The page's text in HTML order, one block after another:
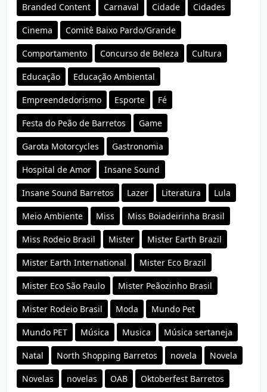
Branded Content Carnaval Cidade Cidades
Cinema Comitê Baixo Pardo/Grande
Comportamento Concurso de Beleza Cultura
Educação Educação Ambiental
Empreendedorismo Esporte Fé
Festa do Peão de Barretos Game
Garota Motorcycles Gastronomia
Hospital de Amor Insane Sound
Insane Sound Barretos Lazer Literatura Lula
Meio Ambiente Miss Miss Boiadeirinha Brasil
Miss Rodeio Brasil Mister Mister Earth Brazil
Mister Earth International Mister Eco Brazil
Mister Eco São Paulo Mister Peãozinho Brasil
Mister Rodeio Brasil Moda Mundo Pet
Mundo PET Música Musica Música sertaneja
Natal North Shopping Barretos novela Novela
Novelas novelas OAB Oktoberfest Barretos